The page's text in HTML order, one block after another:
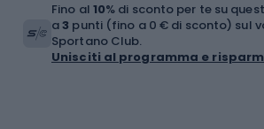
Fino al 10% di sconto per te su
a3 punti (fino a 0 € di sconto) sul
Sportano Club.
Unisciti al programma e